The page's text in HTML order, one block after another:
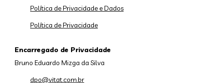
Política de Privacidade e Dados
Política de Privacidade
Encarregado de Privacidade
Bruno Eduardo Mizga da Silva
dpo@vitat.com.br